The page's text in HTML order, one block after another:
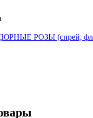
РОЗЫ (спрей,